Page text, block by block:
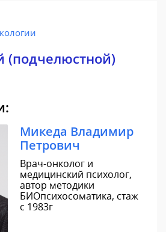
(подчелюстной)
Микеда Владимир
Петрович
Врач-онколог и
медицинский психолог,
автор методики
БИОпсихосоматика, стаж
с 1983г